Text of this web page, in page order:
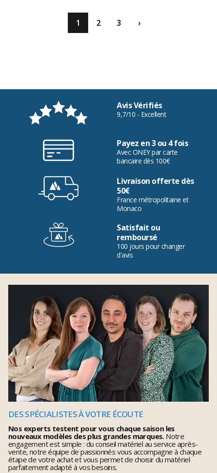
1 2 3 ›
Avis Vérifiés
9,7/10 - Excellent
Payez en 3 ou 4 fois
Avec ONEY par carte
bancaire dès 100€
Livraison offerte dès
50€
France métropolitaine et
Monaco
Satisfait ou
remboursé
100 jours pour changer
d'avis
DES SPÉCIALISTES À VOTRE ÉCOUTE
Nos experts testent pour vous chaque saison les
nouveaux modèles des plus grandes marques.Notre
engagement est simple : du conseil matériel au service après-
vente, notre équipe de passionnés vous accompagne à chaque
étape de votre achat et vous permet de choisir du matériel
parfaitement adapté à vos besoins.